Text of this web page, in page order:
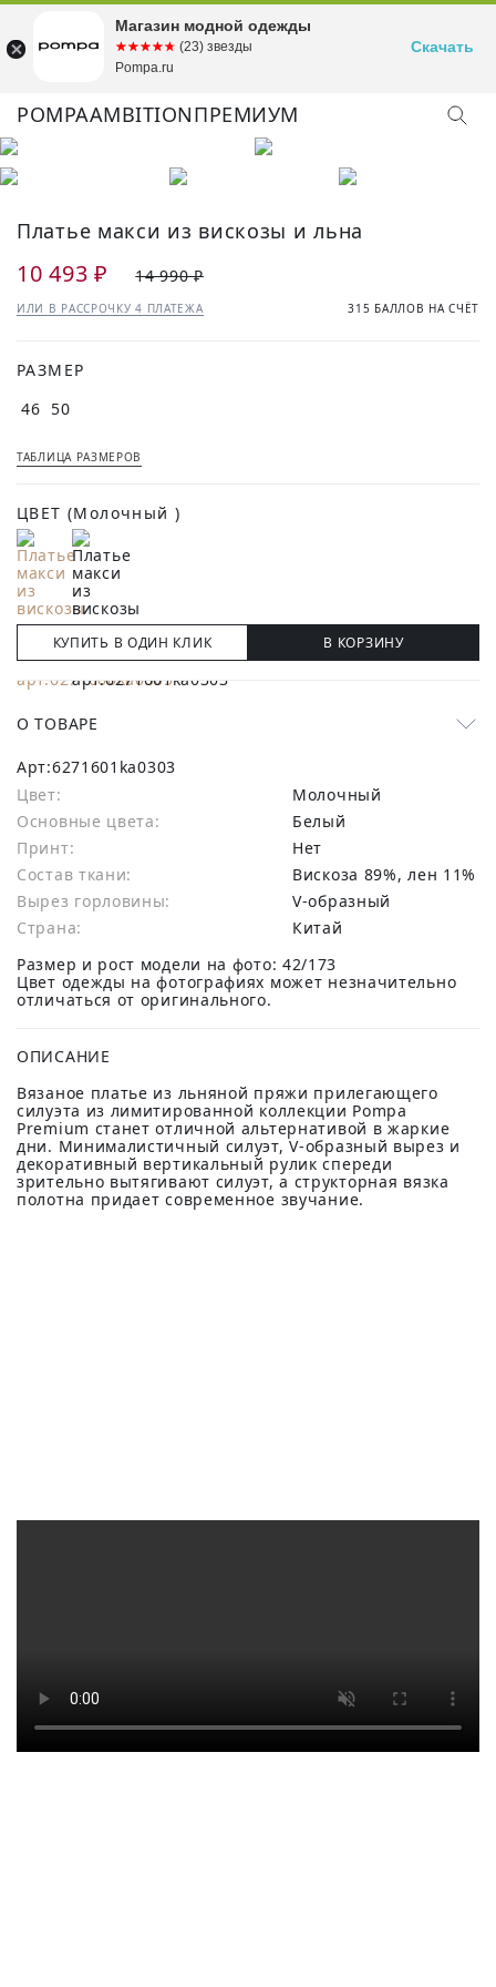
POMPAAMBITIONПРЕМИУМ
Платье макси из вискозы и льна
10 493 ₽ 14 990 ₽
ИЛИ В РАССРОЧКУ 4 ПЛАТЕЖА 315 БАЛЛОВ НА СЧЁТ
РАЗМЕР
46 50
ТАБЛИЦА РАЗМЕРОВ
ЦВЕТ (Молочный )
КУПИТЬ В ОДИН КЛИК В КОРЗИНУ
О ТОВАРЕ
Арт:6271601ka0303
Цвет:
Молочный
Основные цвета:
белый
Принт:
Нет
Состав ткани:
вискоза 89%, лен 11%
Вырез горловины:
V-образный
Страна:
Китай
Размер и рост модели на фото: 42/173
Цвет одежды на фотографиях может незначительно
отличаться от оригинального.
ОПИСАНИЕ
Вязаное платье из льняной пряжи прилегающего
силуэта из лимитированной коллекции Pompa
Premium станет отличной альтернативой в жаркие
дни. Минималистичный силуэт, V-образный вырез и
декоративный вертикальный рулик спереди
зрительно вытягивают силуэт, а структорная вязка
полотна придает современное звучание.
Магазин модной одежды
☆☆☆☆☆
★★★★★ (23) звезды
Pompa.ru
Скачать